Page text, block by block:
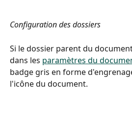
Configuration des dossiers
Si le dossier parent du
dans les paramètres du
badge gris en forme
l'icône du document.